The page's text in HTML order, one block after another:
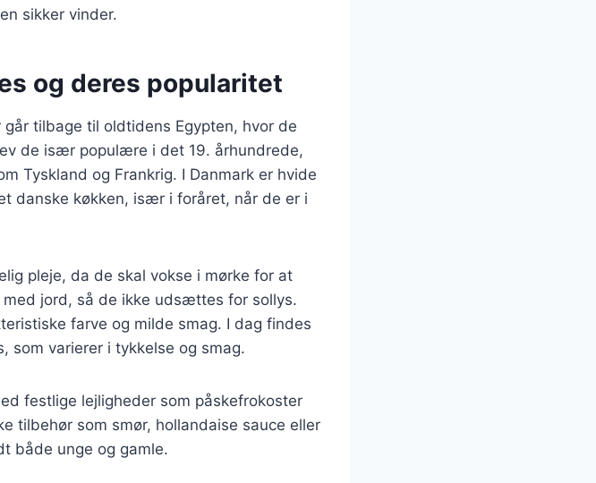
sikker vinder.
og deres popularitet
tilbage til oldtidens Egypten, hvor de
de især populære i det 19. århundrede,
Tyskland og Frankrig. I Danmark er hvide
danske køkken, især i foråret, når de er i
pleje, da de skal vokse i mørke for at
jord, så de ikke udsættes for sollys.
farve og milde smag. I dag findes
som varierer i tykkelse og smag.
festlige lejligheder som påskefrokoster
tilbehør som smør, hollandaise sauce eller
både unge og gamle.